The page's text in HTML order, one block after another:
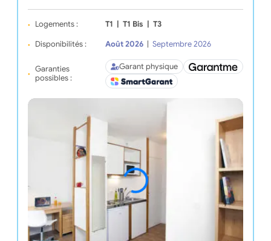
Logements : T1 T1 Bis T3
Disponibilités : Août 2026 Septembre 2026
Garanties
possibles :
Garant physique